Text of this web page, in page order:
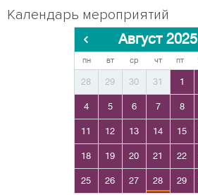
Календарь мероприятий
Август 2025
пн вт ср чт пт
28 29 30 31 1
4 5 6 7 8
11 12 13 14 15
18 19 20 21 22
25 26 27 28 29